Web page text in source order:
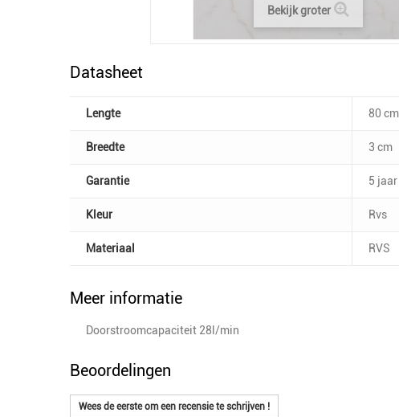
Bekijk groter
Datasheet
Lengte 80 cm
Breedte 3 cm
Garantie 5 jaar
Kleur Rvs
Materiaal RVS
Meer informatie
Doorstroomcapaciteit 28l/min
Beoordelingen
Wees de eerste om een recensie te schrijven !